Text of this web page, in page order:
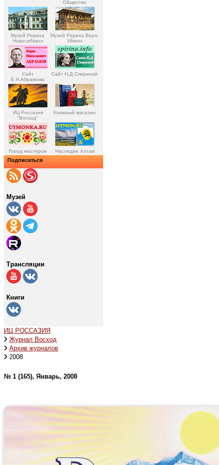
Общество
Музей Рериха
Новосибирск
Музей Рериха Верх-
Уймон
Сайт
Б.Н.Абрамова
Сайт Н.Д.Спириной
ИЦ Россазия
"Восход"
Книжный магазин
Город мастеров Наследие Алтая
Подписаться
Музей
Трансляции
Книги
ИЦ РОССАЗИЯ
Журнал Восход
Архив журналов
2008
№ 1 (165), Январь, 2008